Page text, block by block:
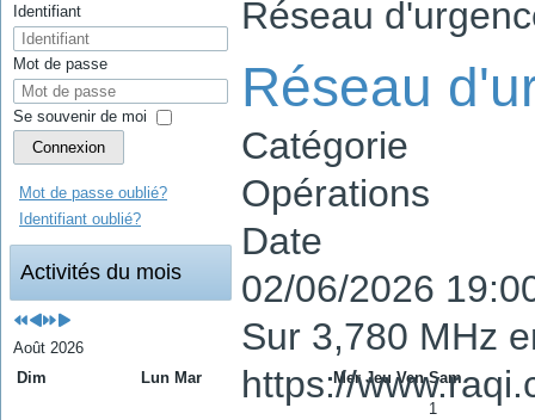
Identifiant
Mot de passe
Se souvenir de moi
Connexion
Mot de passe oublié?
Identifiant oublié?
Activités du mois
Août 2026
Dim
Lun Mar Mer Jeu Ven Sam
1
Réseau
Réseau
Catégorie
Opérations
Date
02/06/2026
Sur 3,780 MHz
https://